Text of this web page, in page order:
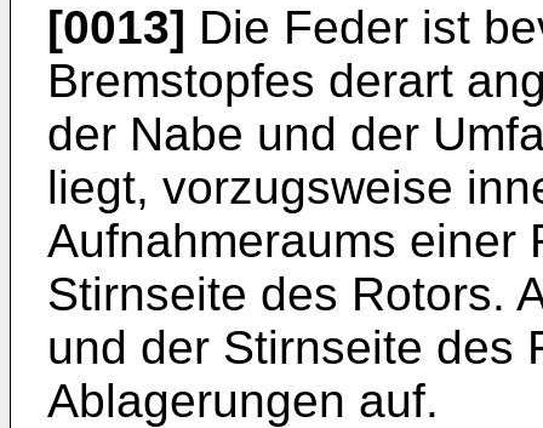
[0013] Die Feder ist
Bremstopfes derart
der Nabe und der
liegt, vorzugsweise
Aufnahmeraums einer
Stirnseite des Rotors.
und der Stirnseite des
Ablagerungen auf.